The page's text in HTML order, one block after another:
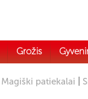
Grožis
Magiški patiekalai